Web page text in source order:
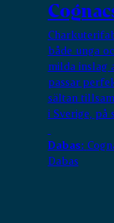
både unga
milda inslag
passar
sältan
i Sverige, på
Dabas:
Dabas